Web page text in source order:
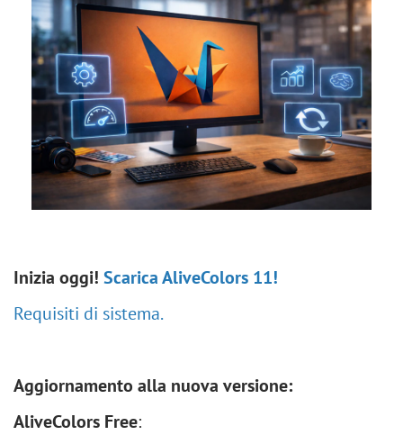
Inizia oggi! Scarica AliveColors 11!
Requisiti di sistema.
Aggiornamento alla nuova versione:
AliveColors Free: